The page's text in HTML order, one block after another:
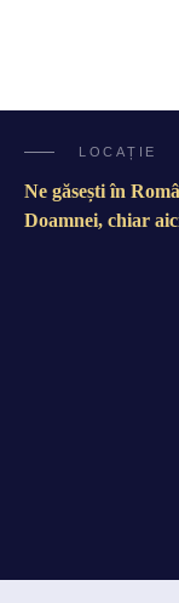
LOCAȚIE
Ne găsești în
Doamnei, chiar